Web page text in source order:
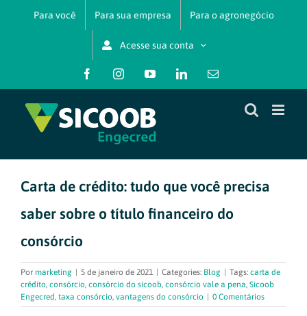
Para você Para sua empresa Para o agronegócio
Acesse sua conta
FacebookInstagramYouTubeLinkedInE-
Carta de crédito: tudo que você precisa
saber sobre o título financeiro do
consórcio
Por marketing 5 de janeiro de 2021 Categories: Blog Tags: carta de
crédito, consórcio, consórcio do sicoob, consórcio vale a pena, Sicoob
Engecred, taxa consórcio, vantagens do consórcio 0 Comentários